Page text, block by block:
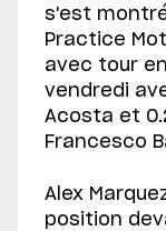
s'est
Practice
avec tour
vendredi
Acosta et
Francesco
Alex
position